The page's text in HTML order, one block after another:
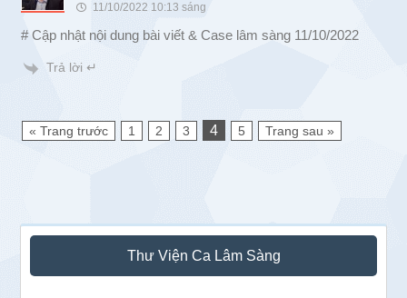
11/10/2022 10:13 sáng
# Cập nhật nội dung bài viết & Case lâm sàng 11/10/2022
Trả lời ↵
« Trang trước 1 2 3 4 5 Trang sau »
Sidebar
chính
Thư Viện Ca Lâm Sàng